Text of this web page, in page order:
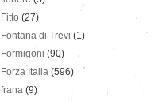
Fitto (27)
Fontana di Trevi (1)
Formigoni (90)
Forza Italia (596)
frana (9)